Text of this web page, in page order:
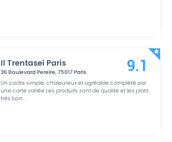
Il Trentasei Paris
36 Boulevard Pereire,75017Paris
Un cadre simple, chaleureux et agréable complété par
une carte variée.Les produits sont de qualité et les plats
très bon...
9.1